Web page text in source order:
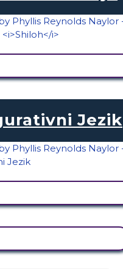
Jezik